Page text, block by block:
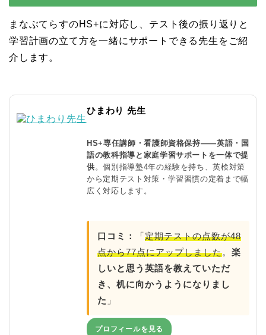
まなぶてらすのHS+に対応し、テスト後の振り返りと
学習計画の立て方を一緒にサポートできる先生をご紹
介します。
ひまわり 先生
HS+専任講師・看護師資格保持——英語・国
語の教科指導と家庭学習サポートを一体で提
供。個別指導塾4年の経験を持ち、英検対策
から定期テスト対策・学習習慣の定着まで幅
広く対応します。
口コミ： 「 定期テストの点数が48
点から77点にアップしました。 楽
しいと思う英語を教えていただ
き、机に向かうようになりまし
た 」
プロフィールを見る